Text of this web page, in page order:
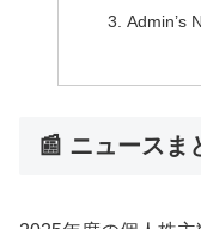
Admin’s
📰 ニュースま